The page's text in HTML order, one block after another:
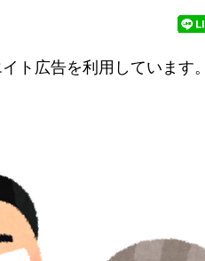
ト広告を利用しています。